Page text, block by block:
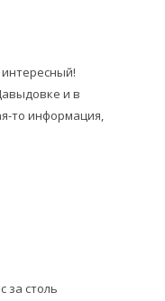
и в
то информация,
за столь